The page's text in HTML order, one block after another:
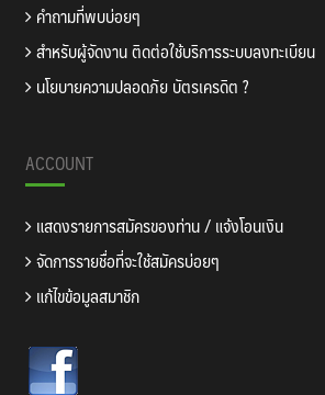
คำถามที่พบบ่อยๆ
สำหรับผู้จัดงาน ติดต่อใช้บริการระบบลงทะเบียน
นโยบายความปลอดภัย บัตรเครดิต ?
ACCOUNT
แสดงรายการสมัครของท่าน / แจ้งโอนเงิน
จัดการรายชื่อที่จะใช้สมัครบ่อยๆ
แก้ไขข้อมูลสมาชิก